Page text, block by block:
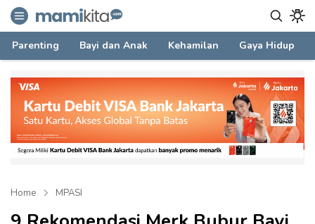
mamikita.com
Informasi Parenting untuk Mami Milenial
Parenting Bayi dan Anak Kehamilan Gaya Hidup
Home MPASI